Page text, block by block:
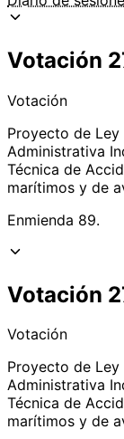
Votación
Votación
Proyecto de
Administrativa
Técnica de
marítimos y de
Enmienda 89.
Votación
Votación
Proyecto de
Administrativa
Técnica de
marítimos y de